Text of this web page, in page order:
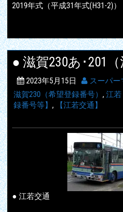
2019年式（平成31年式(H31-2)）
● 滋賀230あ･201（
2023年5月15日
スーパー
滋賀230（希望登録番号） , 江若
録番号等】 , 【江若交通】
● 江若交通